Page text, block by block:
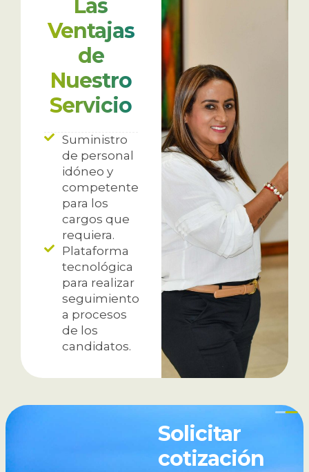
Las
Ventajas
de
Nuestro
Servicio
Suministro
de personal
idóneo y
competente
para los
cargos que
requiera.
Plataforma
tecnológica
para realizar
seguimiento
a procesos
de los
candidatos.
Solicitar
cotización